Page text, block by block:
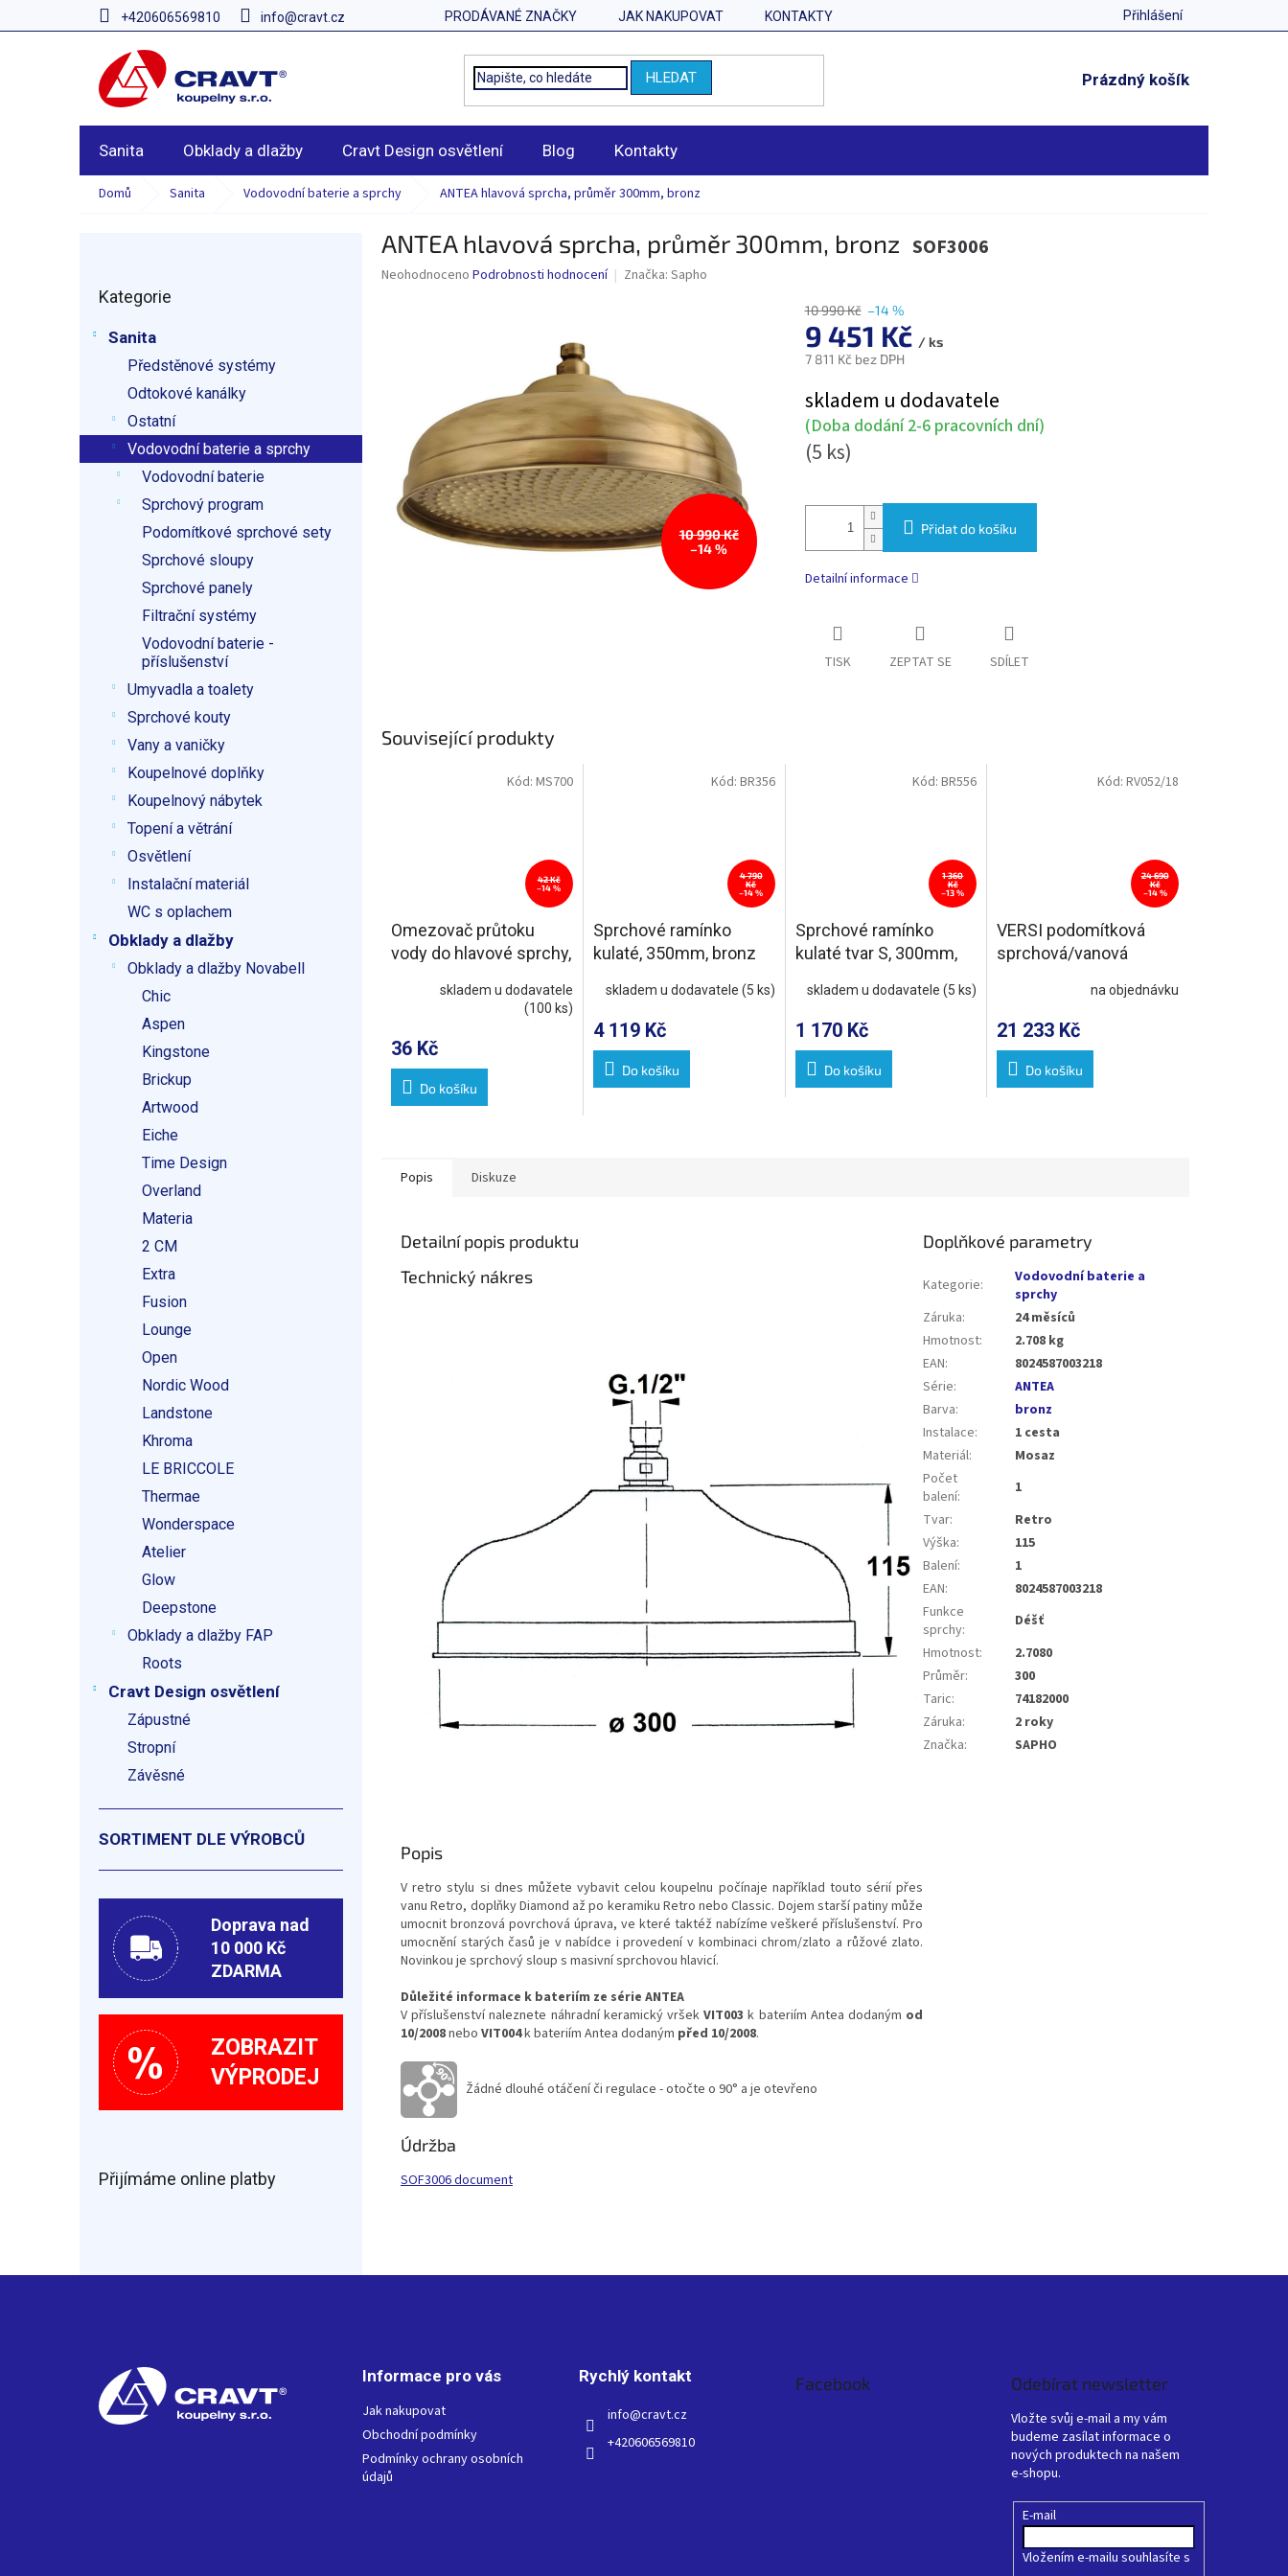
na
+420606569810 info@cravt.cz PRODÁVANÉ ZNAČKY JAK NAKUPOVAT KONTAKTY Přihlášení
HLEDAT
NÁKUPNÍ
Prázdný košík
Sanita Obklady a dlažby Cravt Design osvětlení Blog Kontakty
Domů Sanita Vodovodní baterie a sprchy ANTEA hlavová sprcha, průměr 300mm, bronz
p
kategorie
Kategorie
Sanita
Předstěnové systémy
Odtokové kanálky
Ostatní
Vodovodní baterie a sprchy
Vodovodní baterie
Sprchový program
Podomítkové sprchové sety
Sprchové sloupy
Sprchové panely
Filtrační systémy
Vodovodní baterie -
příslušenství
Umyvadla a toalety
Sprchové kouty
Vany a vaničky
Koupelnové doplňky
Koupelnový nábytek
Topení a větrání
Osvětlení
Instalační materiál
WC s oplachem
Obklady a dlažby
Obklady a dlažby Novabell
Chic
Aspen
Kingstone
Brickup
Artwood
Eiche
Time Design
Overland
Materia
2 CM
Extra
Fusion
Lounge
Open
Nordic Wood
Landstone
Khroma
LE BRICCOLE
Thermae
Wonderspace
Atelier
Glow
Deepstone
Obklady a dlažby FAP
Roots
Cravt Design osvětlení
Zápustné
Stropní
Závěsné
SORTIMENT DLE VÝROBCŮ
Doprava nad
10 000 Kč
ZDARMA
ZOBRAZIT
VÝPRODEJ
Přijímáme online platby
ANTEA hlavová sprcha, průměr 300mm, bronz SOF3006
Průměrné
Neohodnoceno Podrobnosti hodnocení Značka: Sapho
10 990 Kč
–14 %
10 990 Kč –14 %
9 451 Kč / ks
7 811 Kč bez DPH
cena:
skladem u dodavatele
(Doba dodání 2-6 pracovních dní)
(5 ks)
Přidat do košíku
Detailní informace
TISK ZEPTAT SE SDÍLET
Související produkty
42 Kč
–14 %
Omezovač průtoku
vody do hlavové sprchy,
skladem u dodavatele
(100 ks)
36 Kč
Do košíku
Kód: MS700
4 790
Kč
–14 %
Sprchové ramínko
kulaté, 350mm, bronz
skladem u dodavatele (5 ks)
4 119 Kč
Do košíku
Kód: BR356
1 360
Kč
–13 %
Sprchové ramínko
kulaté tvar S, 300mm,
skladem u dodavatele(5 ks)
1 170 Kč
Do košíku
Kód:BR556
24 690
Kč
–14 %
VERSI podomítková
sprchová/vanová
2 výstupy, bronzna objednávku
21 233 Kč
Do košíku
Kód: RV052/18
Popis Diskuze
Detailní popis produktu
Technický nákres
Popis
V retro stylu si dnes můžete vybavit celou koupelnu počínaje například touto sérií přes
vanu Retro, doplňky Diamond až po keramiku Retro nebo Classic. Dojem starší patiny může
umocnit bronzová povrchová úprava, ve které taktéž nabízíme veškeré příslušenství. Pro
umocnění starých časů je v nabídce i provedení v kombinaci chrom/zlato a růžové zlato.
Novinkou je sprchový sloup s masivní sprchovou hlavicí.
Důležité informace k bateriím ze série ANTEA
V příslušenství naleznete náhradní keramický vršekVIT003 k bateriím Antea dodaným od
10/2008nebo VIT004k bateriím Antea dodaným před 10/2008.
Žádné dlouhé otáčení či regulace - otočte o 90° a je otevřeno
Údržba
SOF3006 document
Doplňkové parametry
Kategorie:
Vodovodní baterie a
sprchy
Záruka:
24 měsíců
Hmotnost:
2.708 kg
EAN:
8024587003218
Série:
ANTEA
Barva:
bronz
Instalace:
1 cesta
Materiál:
Mosaz
Počet
balení:
1
Tvar:
Retro
Výška:
115
Balení:
1
EAN:
8024587003218
Funkce
sprchy:
Déšť
Hmotnost:
2.7080
Průměr:
300
Taric:
74182000
Záruka:
2 roky
Značka: SAPHO
Informace pro vás
Jak nakupovat
Obchodní podmínky
Podmínky ochrany osobních
údajů
Rychlý kontakt
info@cravt.cz
+420606569810
Facebook Odebírat newsletter
Vložte svůj e-mail a my vám
budeme zasílat informace o
nových produktech na našem
e-shopu.
E-mail
Vložením e-mailu souhlasíte s